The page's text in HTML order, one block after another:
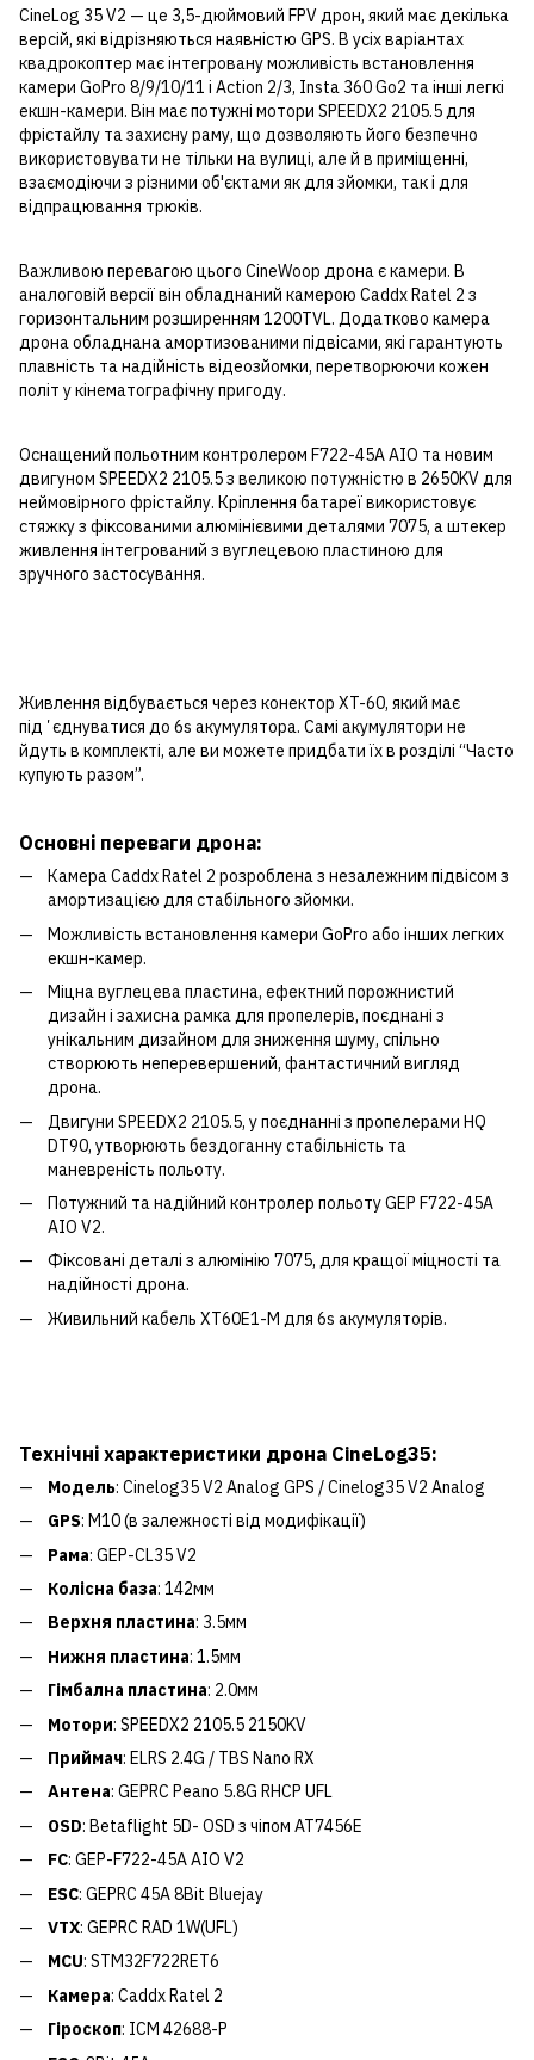
CineLog 35 V2 — це 3,5-дюймовий FPV дрон, який має декілька
версій, які відрізняються наявністю GPS. В усіх варіантах
квадрокоптер має інтегровану можливість встановлення
камери GoPro 8/9/10/11 і Action 2/3, Insta 360 Go2 та інші легкі
екшн-камери. Він має потужні мотори SPEEDX2 2105.5 для
фрістайлу та захисну раму, що дозволяють його безпечно
використовувати не тільки на вулиці, але й в приміщенні,
взаємодіючи з різними об'єктами як для зйомки, так і для
відпрацювання трюків.
Важливою перевагою цього CineWoop дрона є камери. В
аналоговій версії він обладнаний камерою Caddx Ratel 2 з
горизонтальним розширенням 1200TVL. Додатково камера
дрона обладнана амортизованими підвісами, які гарантують
плавність та надійність відеозйомки, перетворюючи кожен
політ у кінематографічну пригоду.
Оснащений польотним контролером F722-45A AIO та новим
двигуном SPEEDX2 2105.5 з великою потужністю в 2650KV для
неймовірного фрістайлу. Кріплення батареї використовує
стяжку з фіксованими алюмінієвими деталями 7075, а штекер
живлення інтегрований з вуглецевою пластиною для
зручного застосування.
Живлення відбувається через конектор XT-60, який має
підʼєднуватися до 6s акумулятора. Самі акумулятори не
йдуть в комплекті, але ви можете придбати їх в розділі “Часто
купують разом”.
Основні переваги дрона:
Камера Caddx Ratel 2 розроблена з незалежним підвісом з
амортизацією для стабільного зйомки.
Можливість встановлення камери GoPro або інших легких
екшн-камер.
Міцна вуглецева пластина, ефектний порожнистий
дизайн і захисна рамка для пропелерів, поєднані з
унікальним дизайном для зниження шуму, спільно
створюють неперевершений, фантастичний вигляд
дрона.
Двигуни SPEEDX2 2105.5, у поєднанні з пропелерами HQ
DT90, утворюють бездоганну стабільність та
маневреність польоту.
Потужний та надійний контролер польоту GEP F722-45A
AIO V2.
Фіксовані деталі з алюмінію 7075, для кращої міцності та
надійності дрона.
Живильний кабель XT60E1-M для 6s акумуляторів.
Технічні характеристики дрона CineLog35:
Модель: Cinelog35 V2 Analog GPS / Cinelog35 V2 Analog
GPS: M10 (в залежності від модифікації)
Рама: GEP-CL35 V2
Колісна база: 142мм
Верхня пластина: 3.5мм
Нижня пластина: 1.5мм
Гімбална пластина: 2.0мм
Мотори: SPEEDX2 2105.5 2150KV
Приймач: ELRS 2.4G / TBS Nano RX
Антена: GEPRC Peano 5.8G RHCP UFL
OSD: Betaflight 5D- OSD з чіпом AT7456E
FC: GEP-F722-45A AIO V2
ESC: GEPRC 45A 8Bit Bluejay
VTX: GEPRC RAD 1W(UFL)
MCU: STM32F722RET6
Камера: Caddx Ratel 2
Гіроскоп: ICM 42688-P